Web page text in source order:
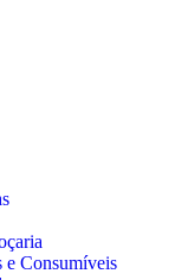
e Consumíveis